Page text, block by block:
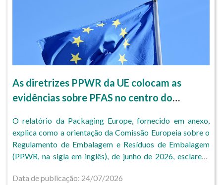
As diretrizes PPWR da UE colocam as
evidências sobre PFAS no centro do
O relatório da Packaging Europe, fornecido em anexo,
explica como a orientação da Comissão Europeia sobre o
Regulamento de Embalagem e Resíduos de Embalagem
(PPWR, na sigla em inglês), de junho de 2026, esclarece
Regulamento.
Data de publicação: 24/07/2026